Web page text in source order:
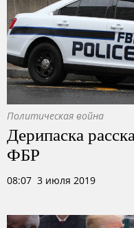
Политическая война
Дерипаска
ФБР
08:07 3 июля 2019